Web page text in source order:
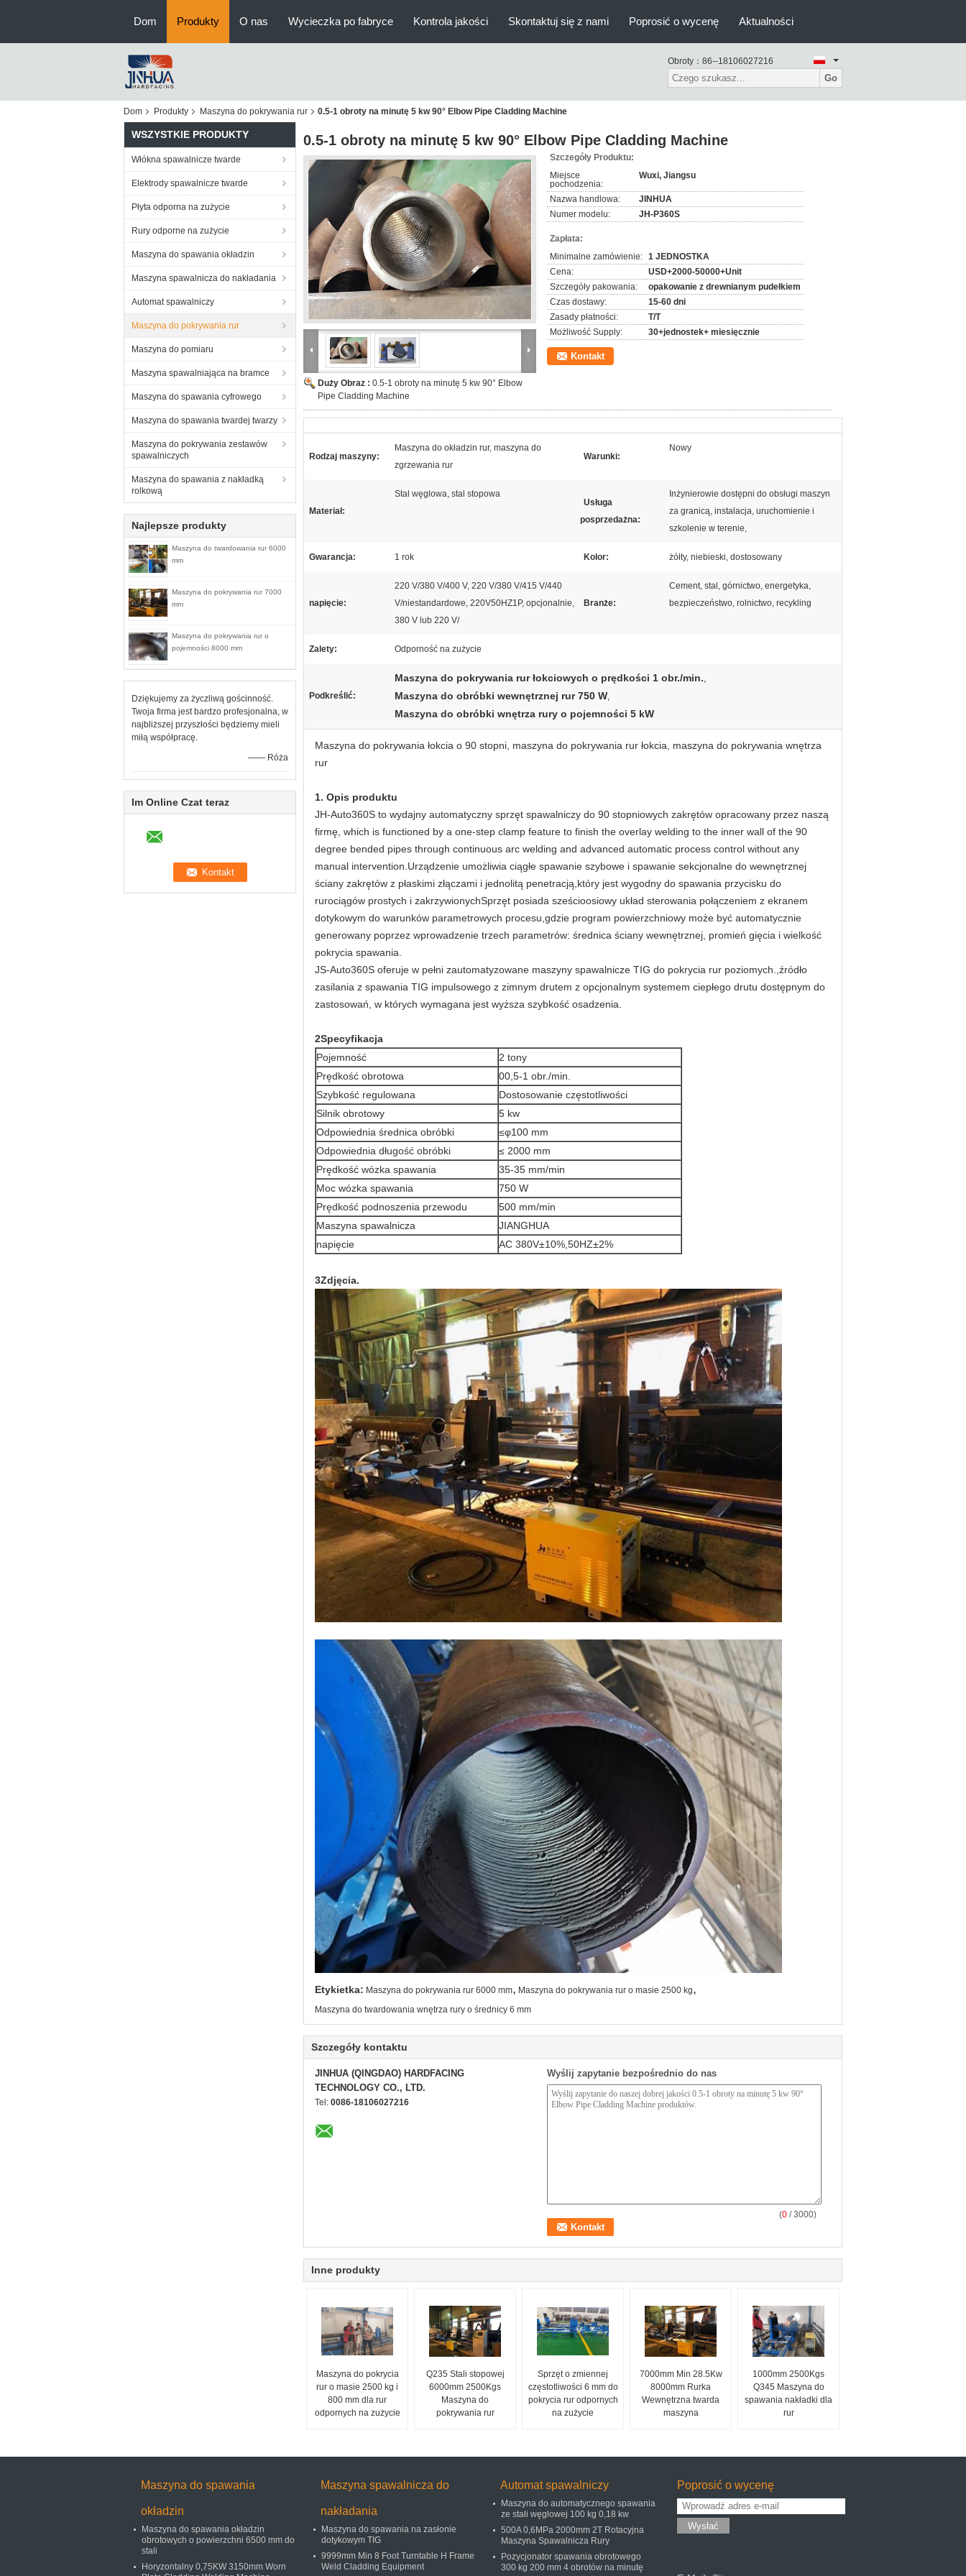
Dom Produkty O nas Wycieczka po fabryce Kontrola jakości Skontaktuj się z nami Poprosić o wycenę Aktualności
Obroty： 86--18106027216
Go
Dom Produkty Maszyna do pokrywania rur 0.5-1 obroty na minutę 5 kw 90° Elbow Pipe Cladding Machine
WSZYSTKIE PRODUKTY
Włókna spawalnicze twarde
Elektrody spawalnicze twarde
Płyta odporna na zużycie
Rury odporne na zużycie
Maszyna do spawania okładzin
Maszyna spawalnicza do nakładania
Automat spawalniczy
Maszyna do pokrywania rur
Maszyna do pomiaru
Maszyna spawalniająca na bramce
Maszyna do spawania cyfrowego
Maszyna do spawania twardej twarzy
Maszyna do pokrywania zestawów
spawalniczych
Maszyna do spawania z nakładką
rolkową
Najlepsze produkty
Maszyna do twardowania rur 6000
mm
Maszyna do pokrywania rur 7000
mm
Maszyna do pokrywania rur o
pojemności 8000 mm
Dziękujemy za życzliwą gościnność.
Twoja firma jest bardzo profesjonalna, w
najbliższej przyszłości będziemy mieli
miłą współpracę.
—— Róża
Im Online Czat teraz
0.5-1 obroty na minutę 5 kw 90° Elbow Pipe Cladding Machine
Duży Obraz : 0.5-1 obroty na minutę 5 kw 90° Elbow
Pipe Cladding Machine
Szczegóły Produktu:
Miejsce
pochodzenia:
Wuxi, Jiangsu
Nazwa handlowa:
JINHUA
Numer modelu:
JH-P360S
Zapłata:
Minimalne zamówienie: 1 JEDNOSTKA
Cena:
USD+2000-50000+Unit
Szczegóły pakowania:
opakowanie z drewnianym pudełkiem
Czas dostawy:
15-60 dni
Zasady płatności:
T/T
Możliwość Supply:
30+jednostek+ miesięcznie
Kontakt
Rodzaj maszyny:
Maszyna do okładzin rur, maszyna do
zgrzewania rur
Warunki:
Nowy
Materiał:
Stal węglowa, stal stopowa
Usługa
posprzedażna:
Inżynierowie dostępni do obsługi maszyn
za granicą, instalacja, uruchomienie i
szkolenie w terenie,
Gwarancja: 1 rok Kolor: żółty, niebieski, dostosowany
napięcie:
220 V/380 V/400 V, 220 V/380 V/415 V/440
V/niestandardowe, 220V50HZ1P, opcjonalnie,
380 V lub 220 V/
Branże:
Cement, stal, górnictwo, energetyka,
bezpieczeństwo, rolnictwo, recykling
Zalety: Odporność na zużycie
Podkreślić:
Maszyna do pokrywania rur łokciowych o prędkości 1 obr./min.,
Maszyna do obróbki wewnętrznej rur 750 W,
Maszyna do obróbki wnętrza rury o pojemności 5 kW
Maszyna do pokrywania łokcia o 90 stopni, maszyna do pokrywania rur łokcia, maszyna do pokrywania wnętrza
rur
1. Opis produktu
JH-Auto360S to wydajny automatyczny sprzęt spawalniczy do 90 stopniowych zakrętów opracowany przez naszą
firmę, which is functioned by a one-step clamp feature to finish the overlay welding to the inner wall of the 90
degree bended pipes through continuous arc welding and advanced automatic process control without any
manual intervention.Urządzenie umożliwia ciągłe spawanie szybowe i spawanie sekcjonalne do wewnętrznej
ściany zakrętów z płaskimi złączami i jednolitą penetracją,który jest wygodny do spawania przycisku do
rurociągów prostych i zakrzywionychSprzęt posiada sześcioosiowy układ sterowania połączeniem z ekranem
dotykowym do warunków parametrowych procesu,gdzie program powierzchniowy może być automatycznie
generowany poprzez wprowadzenie trzech parametrów: średnica ściany wewnętrznej, promień gięcia i wielkość
pokrycia spawania.
JS-Auto360S oferuje w pełni zautomatyzowane maszyny spawalnicze TIG do pokrycia rur poziomych.,źródło
zasilania z spawania TIG impulsowego z zimnym drutem z opcjonalnym systemem ciepłego drutu dostępnym do
zastosowań, w których wymagana jest wyższa szybkość osadzenia.
2Specyfikacja
Pojemność
2 tony
Prędkość obrotowa
00,5-1 obr./min.
Szybkość regulowana
Dostosowanie częstotliwości
Silnik obrotowy
5 kw
Odpowiednia średnica obróbki
≤φ100 mm
Odpowiednia długość obróbki
≤ 2000 mm
Prędkość wózka spawania
35-35 mm/min
Moc wózka spawania
750 W
Prędkość podnoszenia przewodu
500 mm/min
Maszyna spawalnicza
JIANGHUA
napięcie
AC 380V±10%,50HZ±2%
3Zdjęcia.
Etykietka: Maszyna do pokrywania rur 6000 mm, Maszyna do pokrywania rur o masie 2500 kg,
Maszyna do twardowania wnętrza rury o średnicy 6 mm
Szczegóły kontaktu
JINHUA (QINGDAO) HARDFACING
TECHNOLOGY CO., LTD.
Tel: 0086-18106027216
Wyślij zapytanie bezpośrednio do nas
(0 / 3000)
Inne produkty
Maszyna do pokrycia
rur o masie 2500 kg i
800 mm dla rur
odpornych na zużycie
Q235 Stali stopowej
6000mm 2500Kgs
Maszyna do
pokrywania rur
Sprzęt o zmiennej
częstotliwości 6 mm do
pokrycia rur odpornych
na zużycie
7000mm Min 28.5Kw
8000mm Rurka
Wewnętrzna twarda
maszyna
1000mm 2500Kgs
Q345 Maszyna do
spawania nakładki dla
rur
Maszyna do spawania
okładzin
Maszyna do spawania okładzin
obrotowych o powierzchni 6500 mm do
stali
Horyzontalny 0,75KW 3150mm Worn
Maszyna spawalnicza do
nakładania
Maszyna do spawania na zasłonie
dotykowym TIG
9999mm Min 8 Foot Turntable H Frame
Weld Cladding Equipment
Automat spawalniczy
Maszyna do automatycznego spawania
ze stali węglowej 100 kg 0,18 kw
500A 0,6MPa 2000mm 2T Rotacyjna
Maszyna Spawalnicza Rury
Pozycjonator spawania obrotowego
300 kg 200 mm 4 obrotów na minutę
Poprosić o wycenę
Wysłać